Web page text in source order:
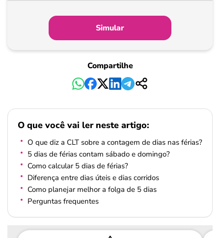
Simular
Compartilhe
O que você vai ler neste artigo:
O que diz a CLT sobre a contagem de dias nas férias?
5 dias de férias contam sábado e domingo?
Como calcular 5 dias de férias?
Diferença entre dias úteis e dias corridos
Como planejar melhor a folga de 5 dias
Perguntas frequentes